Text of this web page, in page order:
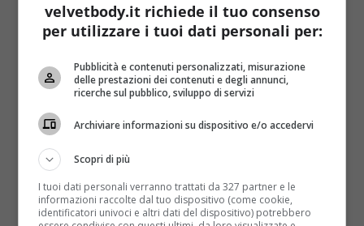
presa non appena ero rientrata a casa!“,“Auguri per la
tua splendida bimba” , “E mamma mia! Una passeggiata
può anche farsela! […] Quante sciocche polemiche”
Alcuni le avevano infatti rimproverato di non
pensare all’allattamento e di aver già lasciato la figlia
da sola:
“Ma pensa a fare la mamma e stare ogni istante
con tua figlia, ritorni ugualmente in forma”
troppo sport che manda via il latte! Piuttosto ALLATTA!!!”
C’è infine chi le chiede cosa sia la ‘matefite’
(integratore commercializzato con il nome di
MateFit) e se funziona: questa bevanda è a base di
velvetbody.it richiede il tuo consenso
per utilizzare i tuoi dati personali per:
Pubblicità e contenuti personalizzati, misurazione
delle prestazioni dei contenuti e degli annunci,
ricerche sul pubblico, sviluppo di servizi
Archiviare informazioni su dispositivo e/o accedervi
Scopri di più
I tuoi dati personali verranno trattati da 327 partner e le
informazioni raccolte dal tuo dispositivo (come cookie,
identificatori univoci e altri dati del dispositivo) potrebbero